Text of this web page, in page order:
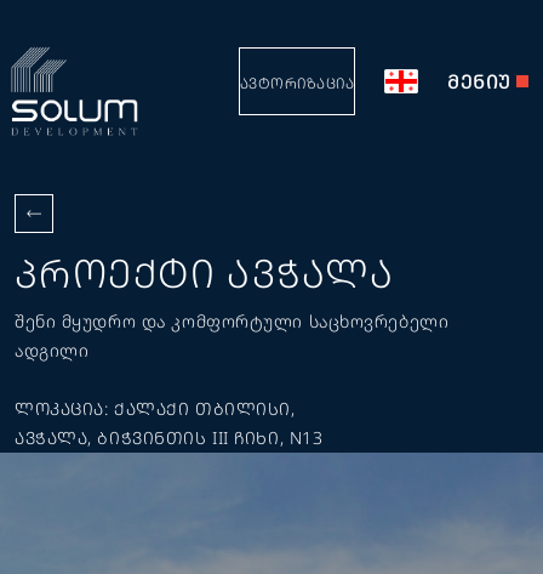
ᲐᲕᲢᲝᲠᲘᲖᲐᲪᲘᲐ ᲛᲔᲜᲘᲣ
ᲞᲠᲝᲔᲥᲢᲘ ᲐᲕᲭᲐᲚᲐ
შენი მყუდრო და კომფორტული საცხოვრებელი
ადგილი
ᲚᲝᲙᲐᲪᲘᲐ: ᲥᲐᲚᲐᲥᲘ ᲗᲑᲘᲚᲘᲡᲘ,
ᲐᲕᲭᲐᲚᲐ, ᲑᲘᲭᲕᲘᲜᲗᲘᲡ III ᲩᲘᲮᲘ, N13